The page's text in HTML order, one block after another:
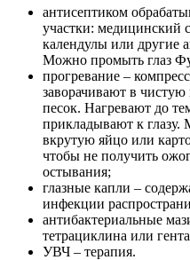
антисептиком
участки: медицинский
календулы или другие
Можно промыть глаз
прогревание –
заворачивают в
песок. Нагревают до
прикладывают к глазу.
вкрутую яйцо или
чтобы не получить
остывания;
глазные капли –
инфекции
антибактериальные
тетрациклина или
УВЧ – терапия.